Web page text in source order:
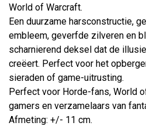
World of Warcraft.
Een duurzame harsconstructie,
embleem, geverfde zilveren en
scharnierend deksel dat de
creëert. Perfect voor het
sieraden of game-uitrusting.
Perfect voor Horde-fans, World
gamers en verzamelaars van
Afmeting: +/- 11 cm.